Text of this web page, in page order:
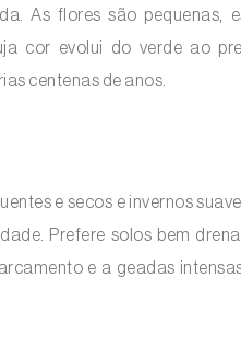
As flores são pequenas,
cor evolui do verde ao
centenas de anos.
e secos e invernos
Prefere solos bem
e a geadas